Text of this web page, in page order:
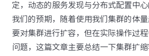
定，动态的服务发现与分布式配置中
我们的预期，随着使用我们集群的体
要对集群进行扩容，但在实际操作过
问题，这篇文章主要总结一下集群扩